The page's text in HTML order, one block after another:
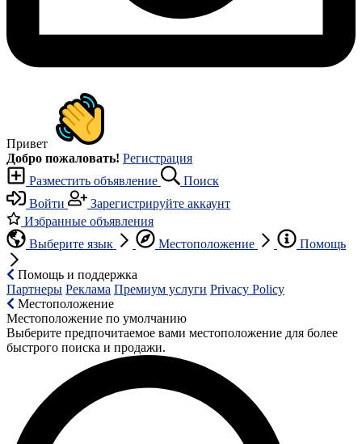
Привет
Добро пожаловать! Регистрация
Разместить объявление
Поиск
Войти
Зарегистрируйте аккаунт
Избранные объявления
Выберите язык
Местоположение Помощь
Помощь и поддержка
Партнеры Реклама Премиум услуги Privacy Policy
Местоположение
Местоположение по умолчанию
Выберите предпочитаемое вами местоположение для более
быстрого поиска и продажи.